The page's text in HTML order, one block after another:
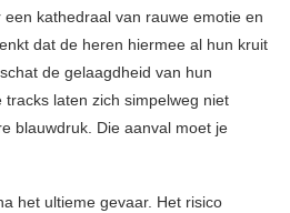
kathedraal van rauwe emotie en
dat de heren hiermee al hun kruit
de gelaagdheid van hun
laten zich simpelweg niet
blauwdruk. Die aanval moet je
het ultieme gevaar. Het risico